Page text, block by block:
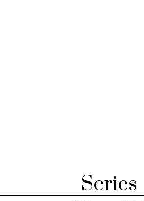
Series